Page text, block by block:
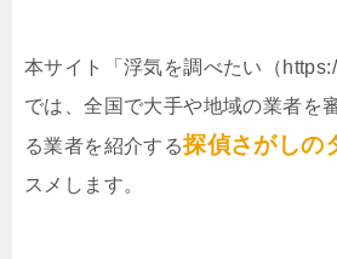
本サイト「浮気を調べたい（
では、全国で大手や地域の業者を
る業者を紹介する探偵さがしの
スメします。